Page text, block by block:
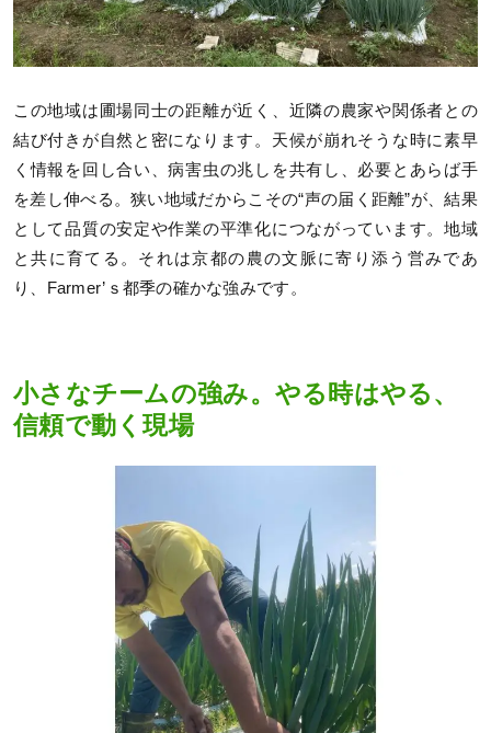
この地域は圃場同士の距離が近く、近隣の農家や関係者との
結び付きが自然と密になります。天候が崩れそうな時に素早
く情報を回し合い、病害虫の兆しを共有し、必要とあらば手
を差し伸べる。狭い地域だからこその“声の届く距離”が、結果
として品質の安定や作業の平準化につながっています。地域
と共に育てる。それは京都の農の文脈に寄り添う営みであ
り、Farmer’ｓ都季の確かな強みです。
小さなチームの強み。やる時はやる、
信頼で動く現場